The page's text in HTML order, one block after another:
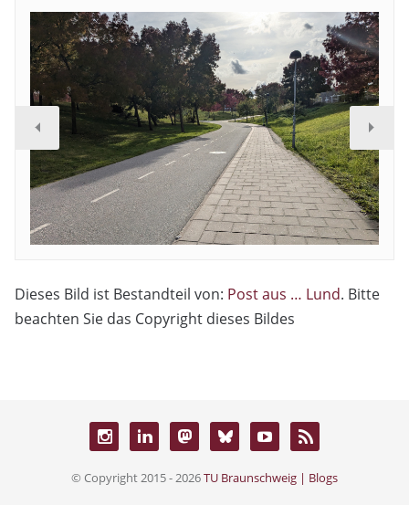
Dieses Bild ist Bestandteil von: Post aus … Lund. Bitte
beachten Sie das Copyright dieses Bildes
© Copyright 2015 - 2026TU Braunschweig | Blogs